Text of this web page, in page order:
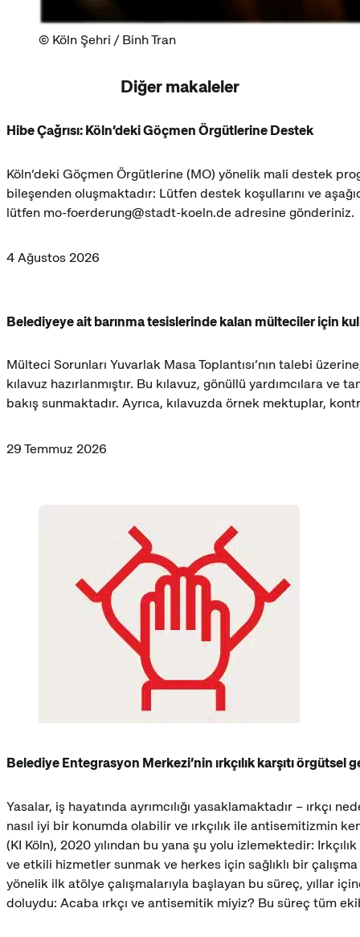
Köln Şehri / Binh Tran
Diğer makaleler
Hibe Çağrısı: Köln’deki Göçmen Örgütlerine Destek
Köln’deki Göçmen Örgütlerine (MO) yönelik mali destek
bileşenden oluşmaktadır: Lütfen destek koşullarını ve
lütfen mo-foerderung@stadt-koeln.de adresine gönderiniz.
4 Ağustos 2026
Belediyeye ait barınma tesislerinde kalan mülteciler için
Mülteci Sorunları Yuvarlak Masa Toplantısı’nın talebi
kılavuz hazırlanmıştır. Bu kılavuz, gönüllü yardımcılara
bakış sunmaktadır. Ayrıca, kılavuzda örnek mektuplar,
29 Temmuz 2026
Belediye Entegrasyon Merkezi’nin ırkçılık karşıtı örgütsel
Yasalar, iş hayatında ayrımcılığı yasaklamaktadır –
nasıl iyi bir konumda olabilir ve ırkçılık ile antisemitizmin
(KI Köln), 2020 yılından bu yana şu yolu izlemektedir:
ve etkili hizmetler sunmak ve herkes için sağlıklı bir
yönelik ilk atölye çalışmalarıyla başlayan bu süreç, yıllar
doluydu: Acaba ırkçı ve antisemitik miyiz? Bu süreç tüm